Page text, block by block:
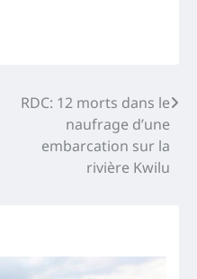
RDC: 12 morts dans le
naufrage d’une
embarcation sur la
rivière Kwilu